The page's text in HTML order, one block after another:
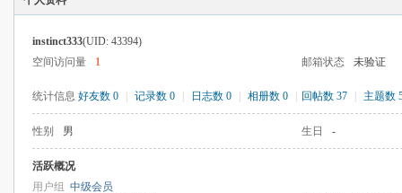
instinct333(UID: 43394)
空间访问量
1 邮箱状态 未验证
统计信息 好友数 0 记录数 0 日志数 0 相册数 0 回帖数 37 主题数
性别 男 生日 -
活跃概况
用户组 中级会员